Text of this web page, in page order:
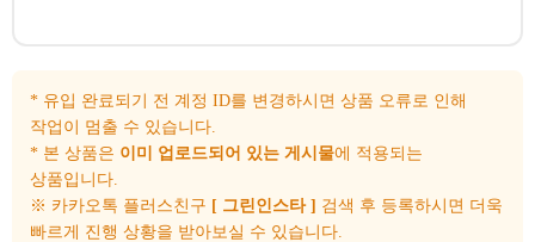
* 유입 완료되기 전 계정 ID를 변경하시면 상품 오류로 인해
작업이 멈출 수 있습니다.
* 본 상품은 이미 업로드되어 있는 게시물에 적용되는
상품입니다.
※ 카카오톡 플러스친구 [ 그린인스타 ] 검색 후 등록하시면 더욱
빠르게 진행 상황을 받아보실 수 있습니다.